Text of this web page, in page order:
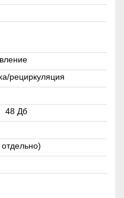
рециркуляция
48 Дб